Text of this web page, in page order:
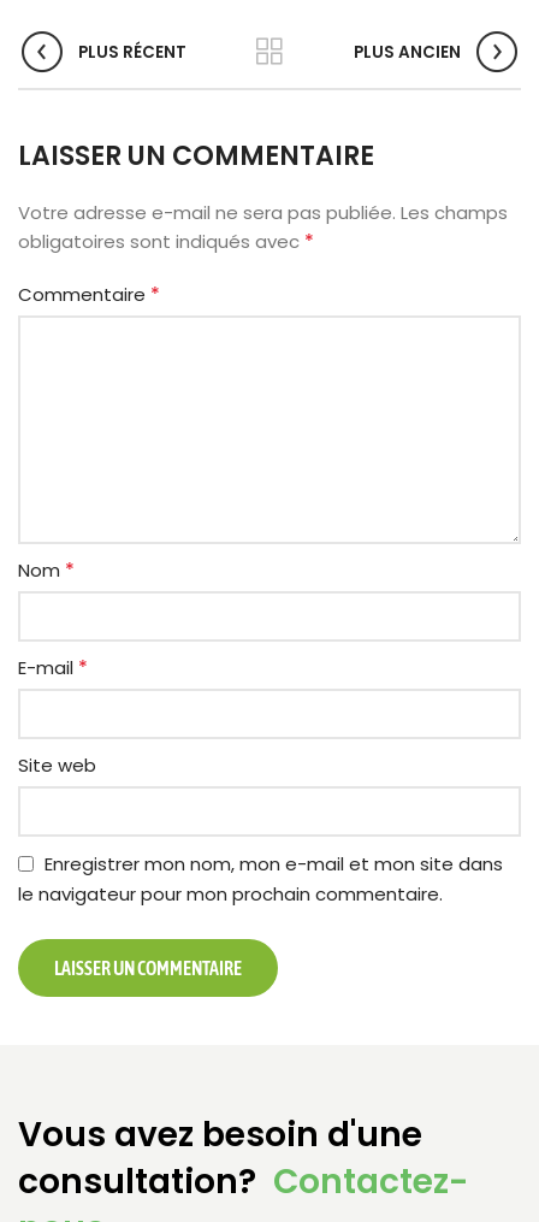
PLUS RÉCENT PLUS ANCIEN
LAISSER UN COMMENTAIRE
Votre adresse e-mail ne sera pas publiée. Les champs
obligatoires sont indiqués avec *
Commentaire *
Nom *
E-mail *
Site web
Enregistrer mon nom, mon e-mail et mon site dans
le navigateur pour mon prochain commentaire.
Vous avez besoin d'une
consultation? Contactez-